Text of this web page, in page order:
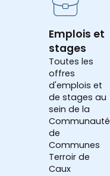
Emplois et
stages
Toutes les
offres
d'emplois et
de stages au
sein de la
Communauté
de
Communes
Terroir de
Caux